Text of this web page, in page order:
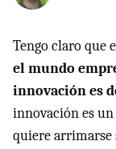
Tengo claro que
el mundo
innovación es
innovación es
quiere arrimarse